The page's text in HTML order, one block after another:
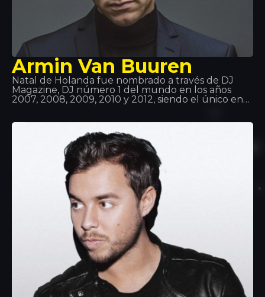
Armin Van Buuren
Natal de Holanda fue nombrado a través de DJ
Magazine, DJ número 1 del mundo en los años
2007, 2008, 2009, 2010 y 2012, siendo el único en
llevaba la música en la sangre, ya que su padre
escuchaba todo tipo de registros, además, él se
interesó enseguida por la tecnología y la
computación. Así que la meza fue ¡perfecta!